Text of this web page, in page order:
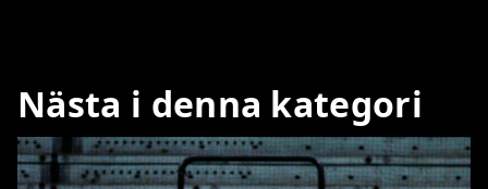
Nästa i denna kategori